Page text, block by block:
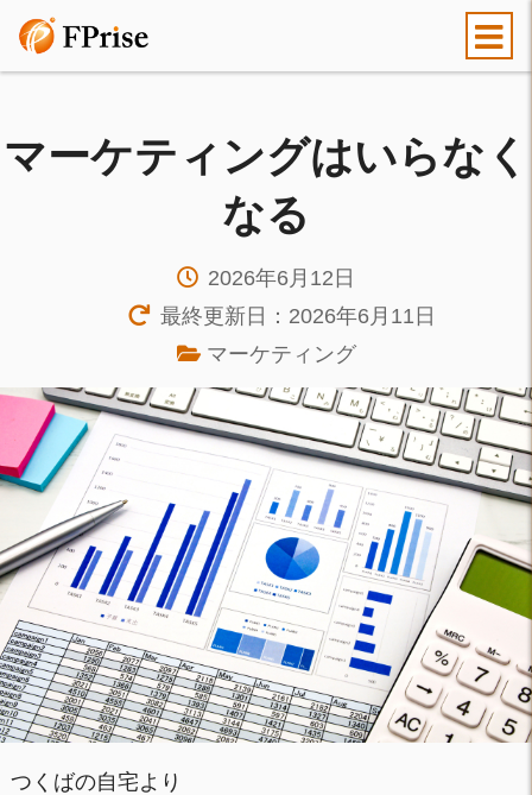
マーケティングはいらなく
なる
2026年6月12日
最終更新日：2026年6月11日
マーケティング
つくばの自宅より